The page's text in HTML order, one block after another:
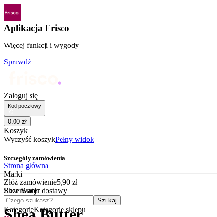
Aplikacja Frisco
Więcej funkcji i wygody
Sprawdź
Zaloguj się
Kod pocztowy
0,00 zł
Koszyk
Wyczyść koszykPełny widok
Szczegóły zamówienia
Złóż zamówienie5,90 zł
Rezerwacja dostawy
Czego szukasz?
Szukaj
KategorieKategorie sklepu
Strona główna
Marki
Shea Butter